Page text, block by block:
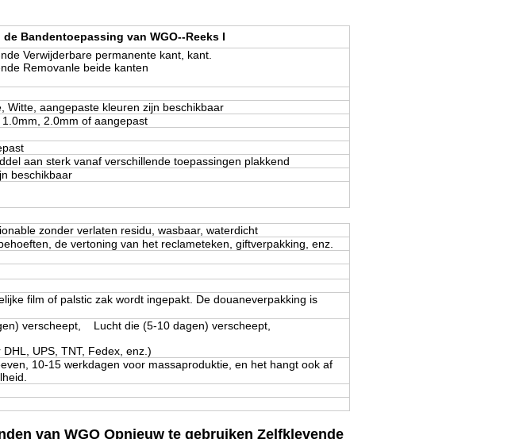
Bandentoepassing van WGO--Reeks I
Verwijderbare permanente kant, kant.
Removanle beide kanten
Witte, aangepaste kleuren zijn beschikbaar
2.0mm of aangepast
aan sterk vanaf verschillende toepassingen plakkend
beschikbaar
zonder verlaten residu, wasbaar, waterdicht
de vertoning van het reclameteken, giftverpakking, enz.
film of palstic zak wordt ingepakt. De douaneverpakking is
verscheept, Lucht die (5-10 dagen) verscheept,
UPS, TNT, Fedex, enz.)
10-15 werkdagen voor massaproduktie, en het hangt ook af
van WGO Opnieuw te gebruiken Zelfklevende